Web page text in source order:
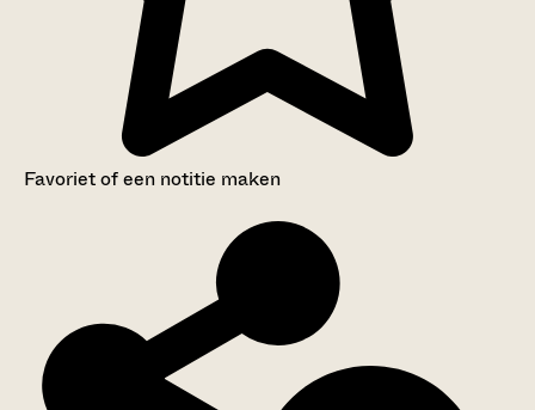
Favoriet of een notitie maken